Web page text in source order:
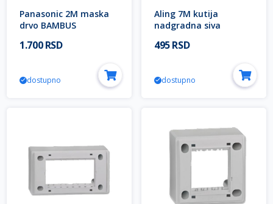
Panasonic 2M maska
drvo BAMBUS
Thea ULTIMA Modular
1.700 RSD
dostupno
Aling 7M kutija
nadgradna siva
495 RSD
dostupno